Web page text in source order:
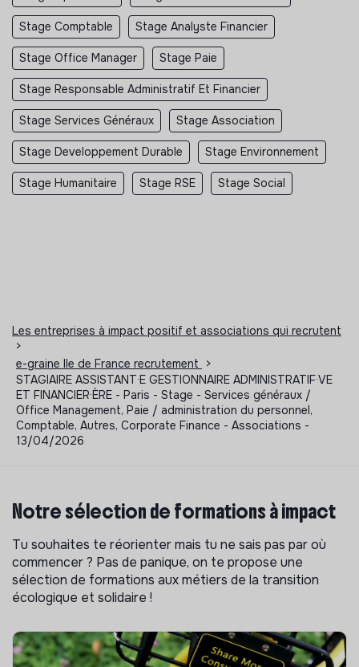
Stage Comptable Stage Analyste Financier
Stage Office Manager Stage Paie
Stage Responsable Administratif Et Financier
Stage Services Généraux Stage Association
Stage Developpement Durable Stage Environnement
Stage Humanitaire Stage RSE Stage Social
Les entreprises à impact positif et associations qui recrutent
>
e-graine Ile de France recrutement
>
STAGIAIRE ASSISTANT·E GESTIONNAIRE ADMINISTRATIF·VE
ET FINANCIER·ÈRE - Paris - Stage - Services généraux /
Office Management, Paie / administration du personnel,
Comptable, Autres, Corporate Finance - Associations -
13/04/2026
Notre sélection de formations à impact
Tu souhaites te réorienter mais tu ne sais pas par où
commencer ? Pas de panique, on te propose une
sélection de formations aux métiers de la transition
écologique et solidaire !